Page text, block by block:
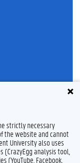
strictly necessary
the website and cannot
University also uses
analysis tool,
(YouTube, Facebook,